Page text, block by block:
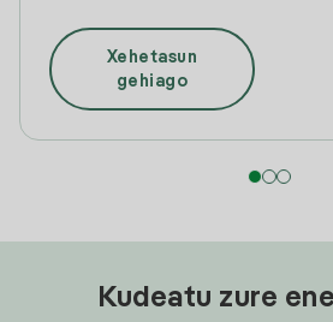
Xehetasun
gehiago
Kudeatu zure